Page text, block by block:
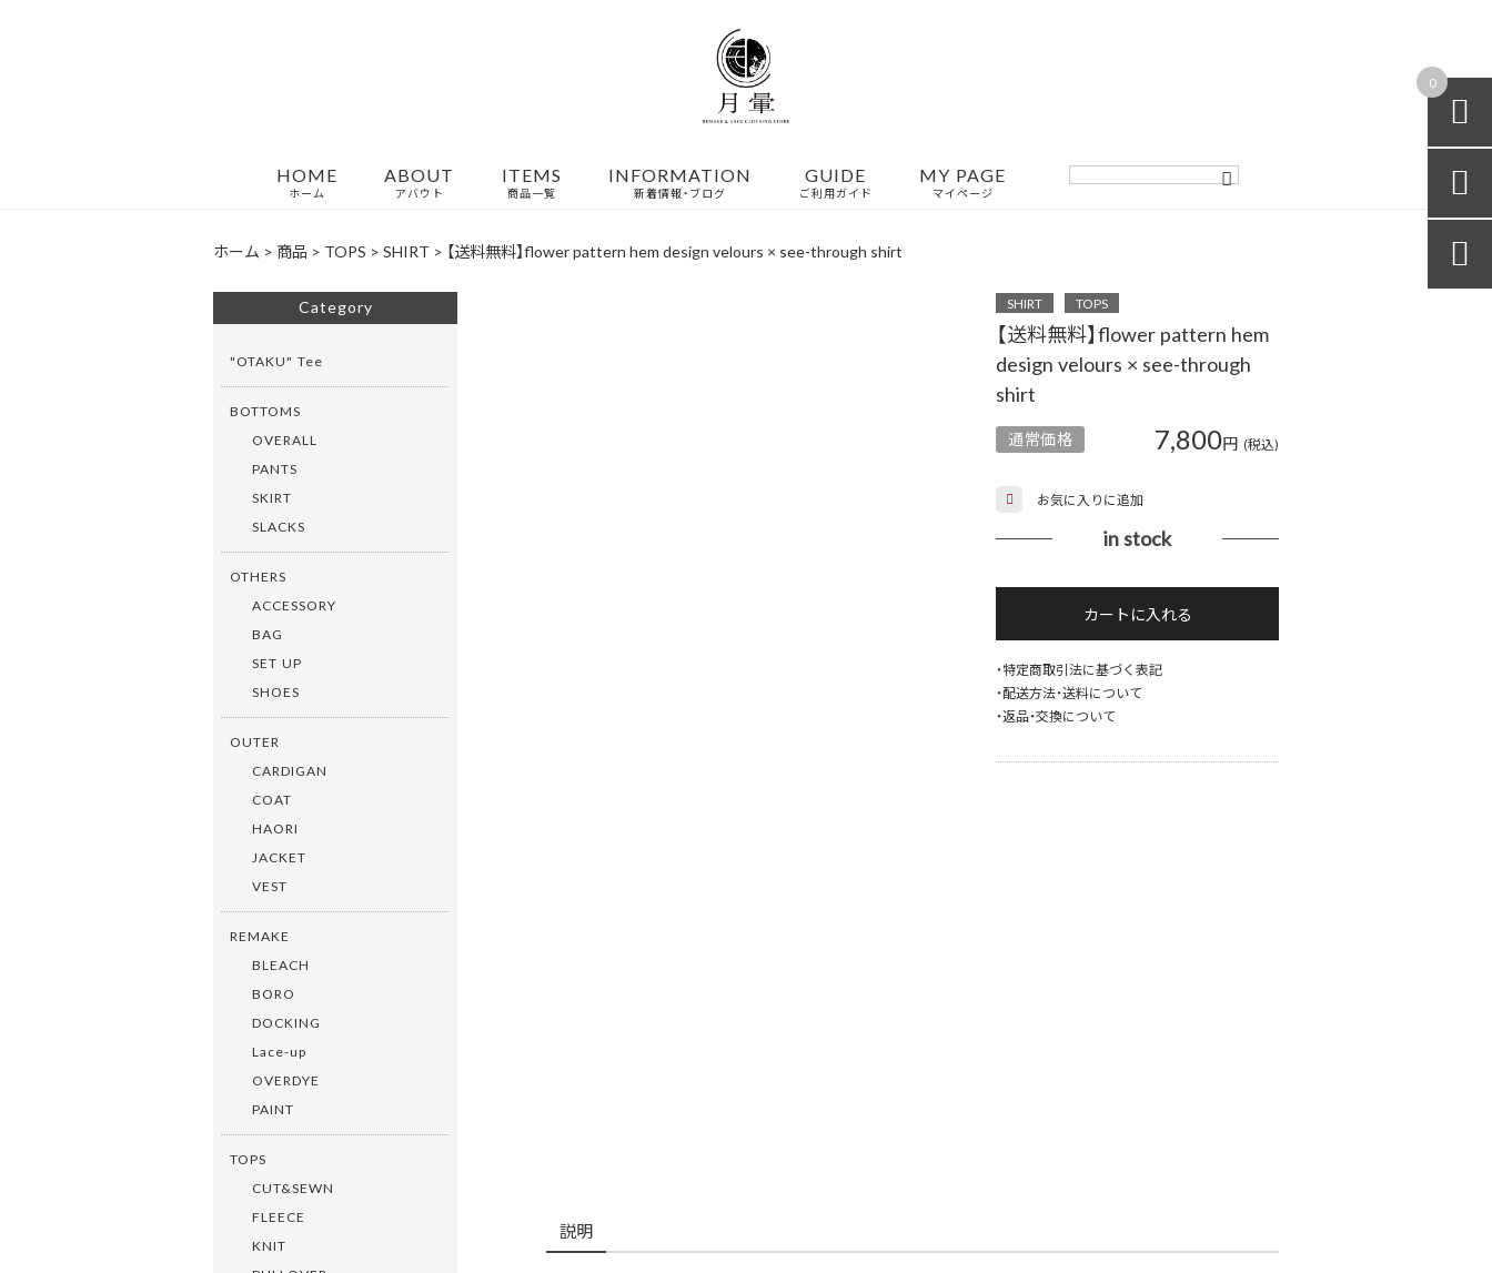
HOME
ホーム
ABOUT
アバウト
ITEMS
商品一覧
INFORMATION
新着情報・ブログ
GUIDE
ご利用ガイド
MY PAGE
マイページ
ホーム > 商品 > TOPS > SHIRT > 【送料無料】flower pattern hem design velours × see-through shirt
SHIRT TOPS
【送料無料】flower pattern hem
design velours × see-through
shirt
通常価格 7,800円 (税込)
お気に入りに追加
in stock
【送
無
hem
カートに入れる
・特定商取引法に基づく表記
・配送方法・送料について
・返品・交換について
説明
Category
"OTAKU" Tee
BOTTOMS
OVERALL
PANTS
SKIRT
SLACKS
OTHERS
ACCESSORY
BAG
SET UP
SHOES
OUTER
CARDIGAN
COAT
HAORI
JACKET
VEST
REMAKE
BLEACH
BORO
DOCKING
Lace-up
OVERDYE
PAINT
TOPS
CUT&SEWN
FLEECE
KNIT
0


